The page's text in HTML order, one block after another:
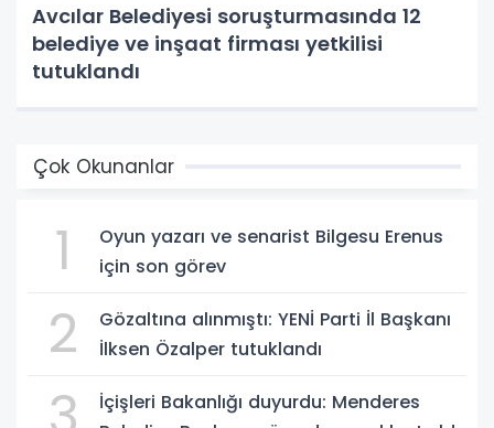
Avcılar Belediyesi soruşturmasında 12
belediye ve inşaat firması yetkilisi
tutuklandı
Çok Okunanlar
1
Oyun yazarı ve senarist Bilgesu Erenus
için son görev
2
Gözaltına alınmıştı: YENİ Parti İl Başkanı
İlksen Özalper tutuklandı
İçişleri Bakanlığı duyurdu: Menderes